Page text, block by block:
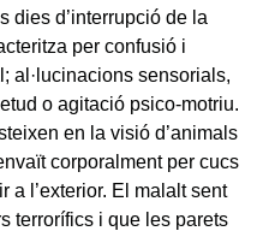
dies d’interrupció de la
per confusió i
al·lucinacions sensorials,
o agitació psico-motriu.
en la visió d’animals
corporalment per cucs
a l’exterior. El malalt sent
terrorífics i que les parets